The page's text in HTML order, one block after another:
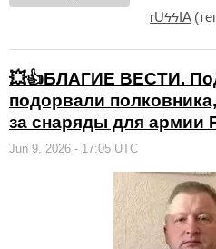
rUϟϟIA
💥👍БЛАГИЕ ВЕСТИ.
подорвали
за снаряды для армии
Jun 9, 2026 - 17:05 UTC